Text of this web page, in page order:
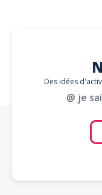
Des idées
@ je